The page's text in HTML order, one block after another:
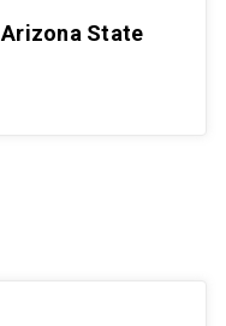
State